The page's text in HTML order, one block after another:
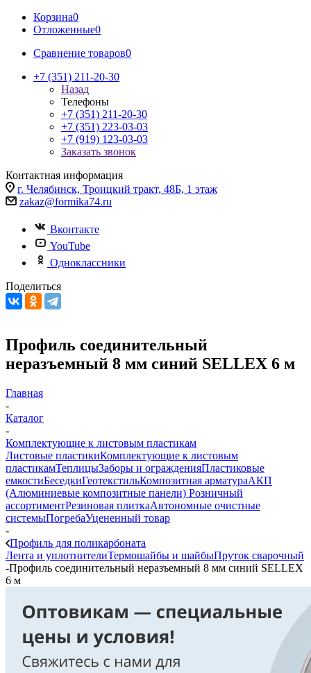
Корзина0
Отложенные0
Сравнение товаров0
+7 (351) 211-20-30
Назад
Телефоны
+7 (351) 211-20-30
+7 (351) 223-03-03
+7 (919) 123-03-03
Заказать звонок
Контактная информация
г. Челябинск, Троицкий тракт, 48Б, 1 этаж
zakaz@formika74.ru
Вконтакте
YouTube
Одноклассники
Поделиться
Профиль соединительный
неразъемный 8 мм синий SELLEX 6 м
Главная
-
Каталог
-
Комплектующие к листовым пластикам
Листовые пластикиКомплектующие к листовым
пластикамТеплицыЗаборы и огражденияПластиковые
емкостиБеседкиГеотекстильКомпозитная арматураАКП
(Алюминиевые композитные панели) Розничный
ассортиментРезиновая плиткаАвтономные очистные
системыПогребаУцененный товар
-
Профиль для поликарбоната
Лента и уплотнителиТермошайбы и шайбыПруток сварочный
-Профиль соединительный неразъемный 8 мм синий SELLEX
6 м